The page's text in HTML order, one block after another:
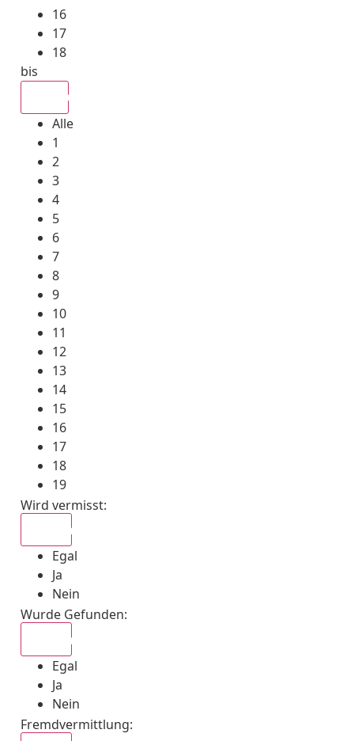
16
17
18
bis
Alle
1
2
3
4
5
6
7
8
9
10
11
12
13
14
15
16
17
18
19
Wird vermisst:
Egal
Ja
Nein
Wurde Gefunden:
Egal
Ja
Nein
Fremdvermittlung: